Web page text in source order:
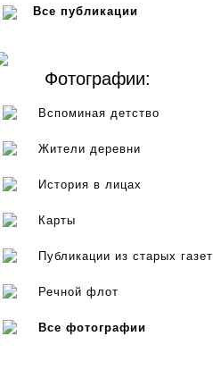
Все публикации
Фотографии:
Вспоминая детство
Жители деревни
История в лицах
Карты
Публикации из старых газет
Речной флот
Все фотографии